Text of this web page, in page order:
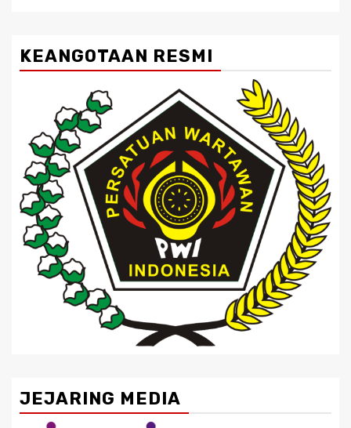
KEANGOTAAN RESMI
JEJARING MEDIA